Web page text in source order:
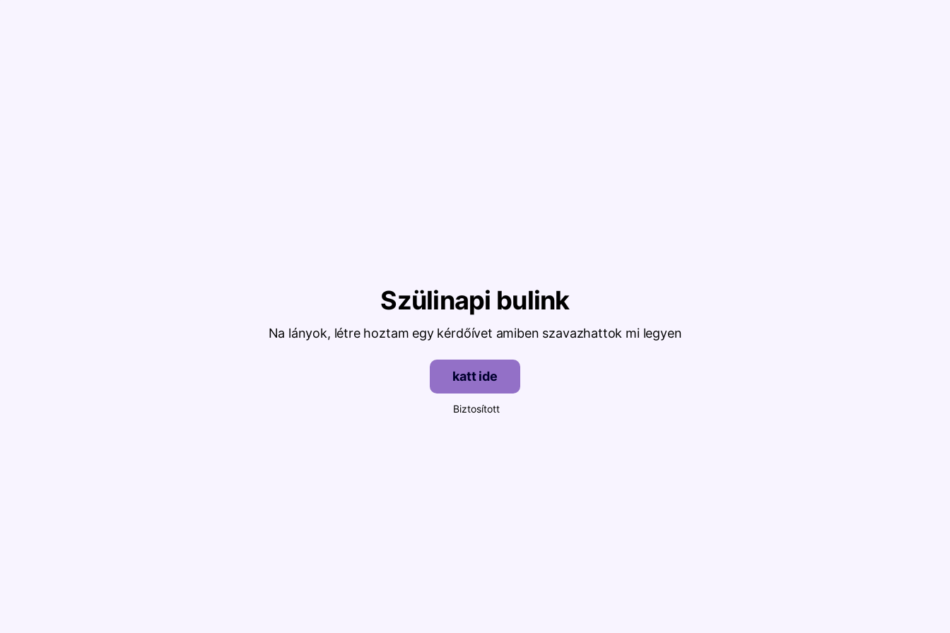
Szülinapi bulink
Na lányok, létre hoztam egy kérdőívet amiben szavazhattok mi legyen
katt ide
Biztosított